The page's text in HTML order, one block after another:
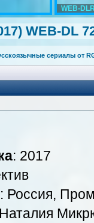
WEB-
WEB-DL
сериалы от
: 2017
: Россия,